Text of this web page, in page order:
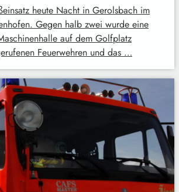
heute Nacht in Gerolsbach im
Gegen halb zwei wurde eine
auf dem Golfplatz
Feuerwehren und das …